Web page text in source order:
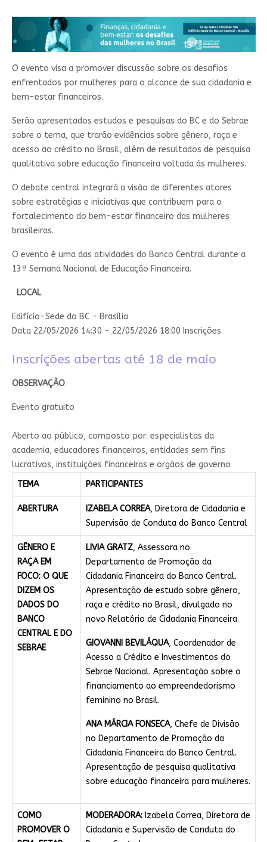
O evento visa a promover discussão sobre os desafios
enfrentados por mulheres para o alcance de sua cidadania e
bem-estar financeiros.
Serão apresentados​ estudos e pesquisas do BC e do Sebrae
sobre o tema, que trarão evidências sobre gênero, raça e
acesso ao crédito no Brasil, além de resultados de pesquisa
qualitativa sobre educação financeira voltada às mulheres.
O debate central integrará a visão de diferentes atores
sobre estratégias e iniciativas que contribuem para o
fortalecimento do bem-estar financeiro das mulheres
brasileiras.
O evento é uma das atividades do Banco Central durante a
13ª Semana Nacional de Educação Financeira. ​​
LOCAL
Edifício-Sede do BC - Brasília
Data 22/05/2026 14:30 - 22/05/2026 18:00 Inscrições
Inscrições abertas até 18 de maio​
​OBSERVAÇÃO
Evento gratuito​
​A​berto ao público, composto por: especialistas da
academia, educadores financeiros, entidades sem fins
lucrativos, instituições financeiras e orgãos de governo​
TEMA
PARTICIPANTES
ABERTURA IZABELA CORREA, Diretora de Cidadania e
Supervisão de Conduta do Banco Central
GÊNERO E
RAÇA EM
FOCO: O QUE
DIZEM OS
DADOS DO
BANCO
CENTRAL E DO
SEBRAE
LIVIA GRATZ, Assessora no
Departamento de Promoção da
Cidadania Financeira do Banco Central.
Apresentação de estudo sobre gênero,
raça e crédito no Brasil, divulgado no
novo Relatório de Cidadania Financeira.
GIOVANNI BEVILÁQUA, Coordenador de
Acesso a Crédito e Investimentos do
Sebrae Nacional. Apresentação sobre o
financiamento ao empreendedorismo
feminino no Brasil.
ANA MÁRCIA FONSECA, Chefe de Divisão
no Departamento de Promoção da
Cidadania Financeira do Banco Central.
Apresentação de pesquisa qualitativa
sobre educação financeira para mulheres.
COMO
PROMOVER O
MODERADORA:Izabela Correa, Diretora de
Cidadania e Supervisão de Conduta do